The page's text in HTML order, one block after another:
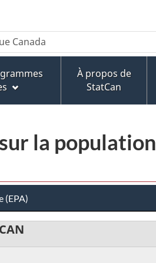
À propos de
StatCan
la population
(EPA)
CAN